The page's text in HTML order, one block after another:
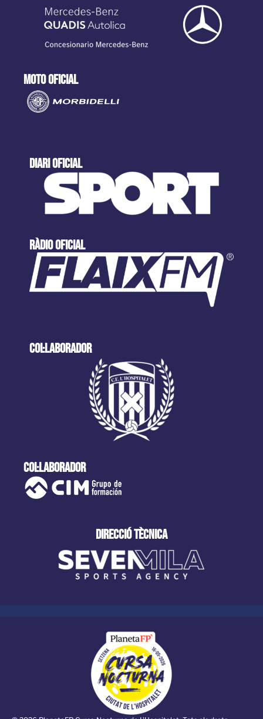
moto oficial
DIARI OFICIAL
ràdio oficial
col·laborador
col·laborador
direcció tècnica